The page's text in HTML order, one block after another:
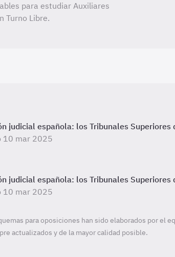
para estudiar Auxiliares
Turno Libre.
judicial española: los Tribunales Superiores
10 mar 2025
judicial española: los Tribunales Superiores
10 mar 2025
para oposiciones han sido elaborados por el
actualizados y de la mayor calidad posible.